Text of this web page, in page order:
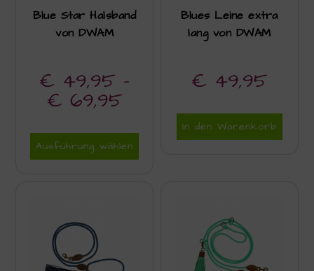
Blue Star Halsband
von DWAM
€ 49,95 –
€ 69,95
Ausführung wählen
Blues Leine extra
lang von DWAM
€ 49,95
In den Warenkorb